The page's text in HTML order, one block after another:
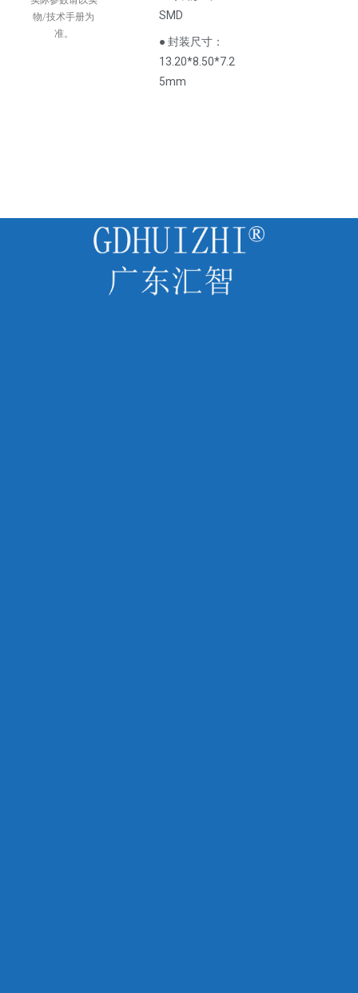
物/技术手册为
准。
SMD
● 封装尺寸：
13.20*8.50*7.2
5mm